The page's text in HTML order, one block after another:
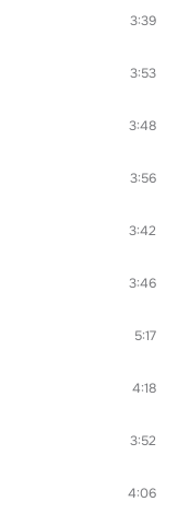
3:39
3:53
3:48
3:56
3:42
3:46
5:17
4:18
3:52
4:06